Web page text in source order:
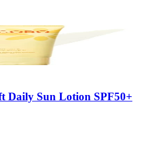
Daily Sun Lotion SPF50+